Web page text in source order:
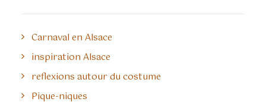
Carnaval en Alsace
inspiration Alsace
reflexions autour du costume
Pique-niques